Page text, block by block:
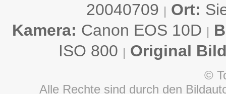
20040709 | Ort:
Kamera: Canon EOS 10D |
ISO 800 | Original
©
Alle Rechte sind durch den